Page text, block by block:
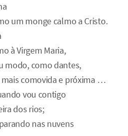
um monge calmo a Cristo.
à Virgem Maria,
modo, como dantes,
comovida e próxima …
vou contigo
dos rios;
nas nuvens